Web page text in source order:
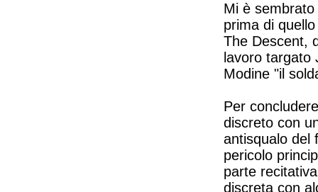
Mi è
prima di
The Descent,
lavoro targato
Modine "il
Per
discreto con
antisqualo del
pericolo
parte
discreta con